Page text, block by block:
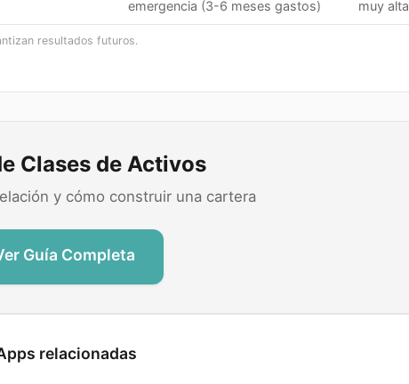
emergencia (3-6 meses gastos)
muy alta
resultados futuros.
Clases de Activos
y cómo construir una cartera
Guía Completa
relacionadas